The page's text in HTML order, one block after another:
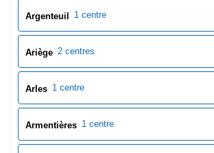
Ars-Laquenexy 1 centre
Aube 1 centre
Aubenas 1 centre
Auch 1 centre